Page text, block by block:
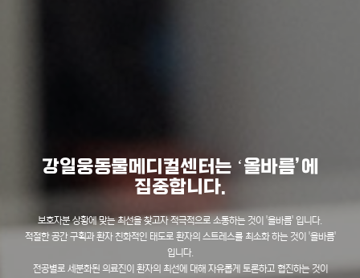
강일웅동물메디컬센터는 ʻ올바름’에
집중합니다.
보호자분 상황에 맞는 최선을 찾고자 적극적으로 소통하는 것이 '올바름' 입니다.
적절한 공간 구획과 환자 친화적인 태도로 환자의 스트레스를 최소화 하는 것이 '올바름'
입니다.
전공별로 세분화된 의료진이 환자의 최선에 대해 자유롭게 토론하고 협진하는 것이